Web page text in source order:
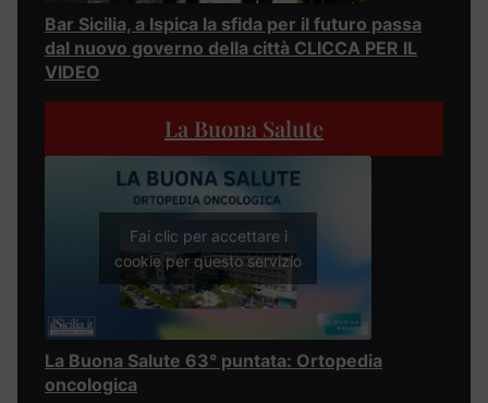
Bar Sicilia, a Ispica la sfida per il futuro passa
dal nuovo governo della città CLICCA PER IL
VIDEO
La Buona Salute
Fai clic per accettare i
cookie per questo servizio
La Buona Salute 63° puntata: Ortopedia
oncologica